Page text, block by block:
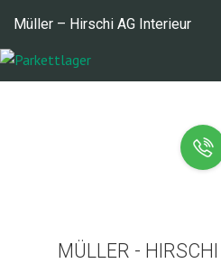
Inhalt
springen
Müller – Hirschi AG Interieur
MÜLLER -